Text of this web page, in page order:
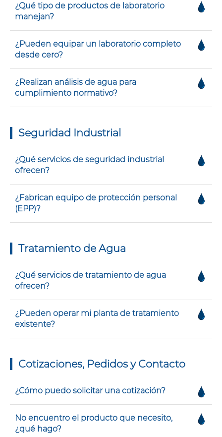
¿Qué tipo de productos de laboratorio
manejan?
¿Pueden equipar un laboratorio completo
desde cero?
¿Realizan análisis de agua para
cumplimiento normativo?
Seguridad Industrial
¿Qué servicios de seguridad industrial
ofrecen?
¿Fabrican equipo de protección personal
(EPP)?
Tratamiento de Agua
¿Qué servicios de tratamiento de agua
ofrecen?
¿Pueden operar mi planta de tratamiento
existente?
Cotizaciones, Pedidos y Contacto
¿Cómo puedo solicitar una cotización?
No encuentro el producto que necesito,
¿qué hago?